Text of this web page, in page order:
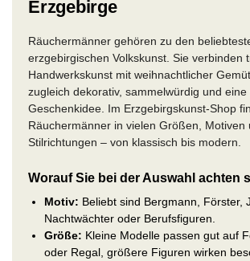
Erzgebirge
Räuchermänner gehören zu den
erzgebirgischen Volkskunst. Sie verbinden
Handwerkskunst mit weihnachtlicher
zugleich dekorativ, sammelwürdig und eine
Geschenkidee. Im Erzgebirgskunst-Shop
Räuchermänner in vielen Größen, Motiven
Stilrichtungen – von klassisch bis modern.
Worauf Sie bei der Auswahl achten
Motiv: Beliebt sind Bergmann, Förster,
Nachtwächter oder Berufsfiguren.
Größe: Kleine Modelle passen gut auf
oder Regal, größere Figuren wirken